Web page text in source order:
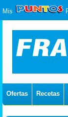
Mis
Ofertas Recetas